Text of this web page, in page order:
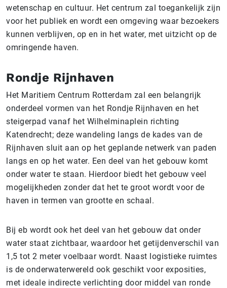
wetenschap en cultuur. Het centrum zal toegankelijk zijn
voor het publiek en wordt een omgeving waar bezoekers
kunnen verblijven, op en in het water, met uitzicht op de
omringende haven.
Rondje Rijnhaven
Het Maritiem Centrum Rotterdam zal een belangrijk
onderdeel vormen van het Rondje Rijnhaven en het
steigerpad vanaf het Wilhelminaplein richting
Katendrecht; deze wandeling langs de kades van de
Rijnhaven sluit aan op het geplande netwerk van paden
langs en op het water. Een deel van het gebouw komt
onder water te staan. Hierdoor biedt het gebouw veel
mogelijkheden zonder dat het te groot wordt voor de
haven in termen van grootte en schaal.
Bij eb wordt ook het deel van het gebouw dat onder
water staat zichtbaar, waardoor het getijdenverschil van
1,5 tot 2 meter voelbaar wordt. Naast logistieke ruimtes
is de onderwaterwereld ook geschikt voor exposities,
met ideale indirecte verlichting door middel van ronde